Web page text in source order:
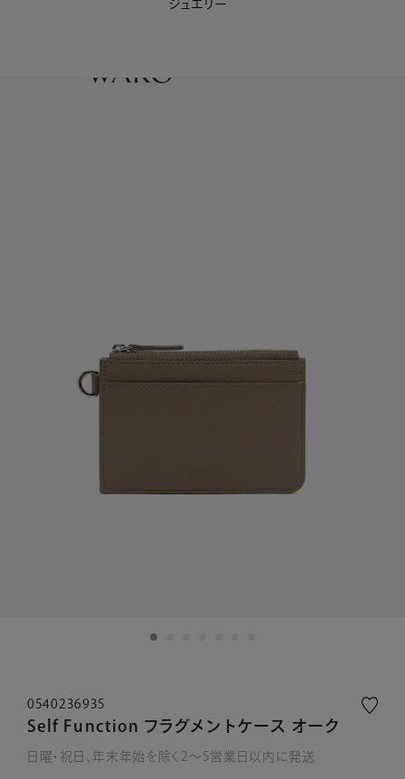
WAKO Membership Program連携はこちら
ジュエリー
0540236935
Self Function フラグメントケース オーク
日曜・祝日、年末年始を除く2～5営業日以内に発送